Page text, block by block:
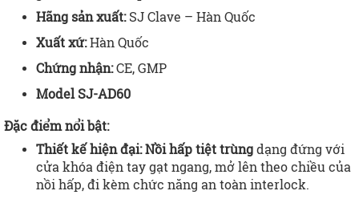
Hãng sản xuất:SJ Clave – Hàn Quốc
Xuất xứ:Hàn Quốc
Chứng nhận:CE, GMP
Model SJ-AD60
Đặc điểm nổi bật:
Thiết kế hiện đại:Nồi hấp tiệt trùngdạng đứng với
cửa khóa điện tay gạt ngang, mở lên theo chiều của
nồi hấp, đi kèm chức năng an toàn interlock.